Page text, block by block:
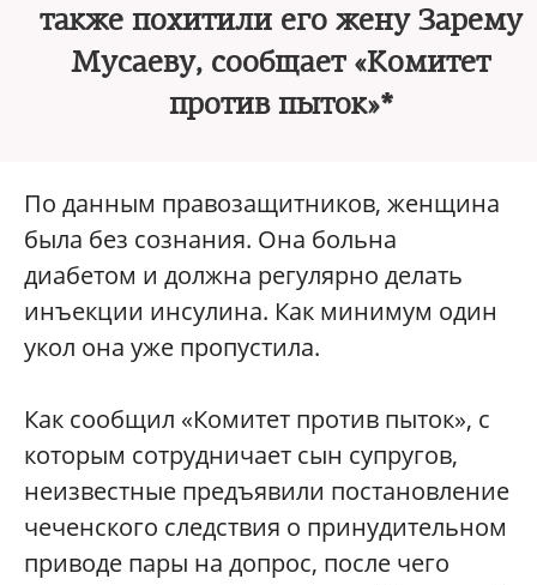
также похитили его жену Зарему
Мусаеву, сообщает «Комитет
против пыток»*
По данным правозащитников, женщина
была без сознания. Она больна
диабетом и должна регулярно делать
инъекции инсулина. Как минимум один
укол она уже пропустила.
Как сообщил «Комитет против пыток», с
которым сотрудничает сын супругов,
неизвестные предъявили постановление
чеченского следствия о принудительном
приводе пары на допрос, после чего